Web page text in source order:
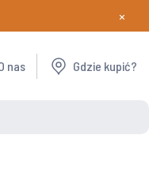
×
nas Gdzie kupić?